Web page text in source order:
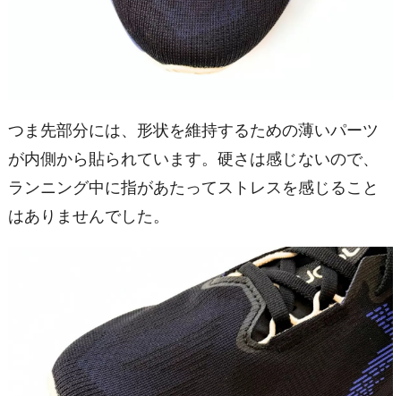
つま先部分には、形状を維持するための薄いパーツ
が内側から貼られています。硬さは感じないので、
ランニング中に指があたってストレスを感じること
はありませんでした。